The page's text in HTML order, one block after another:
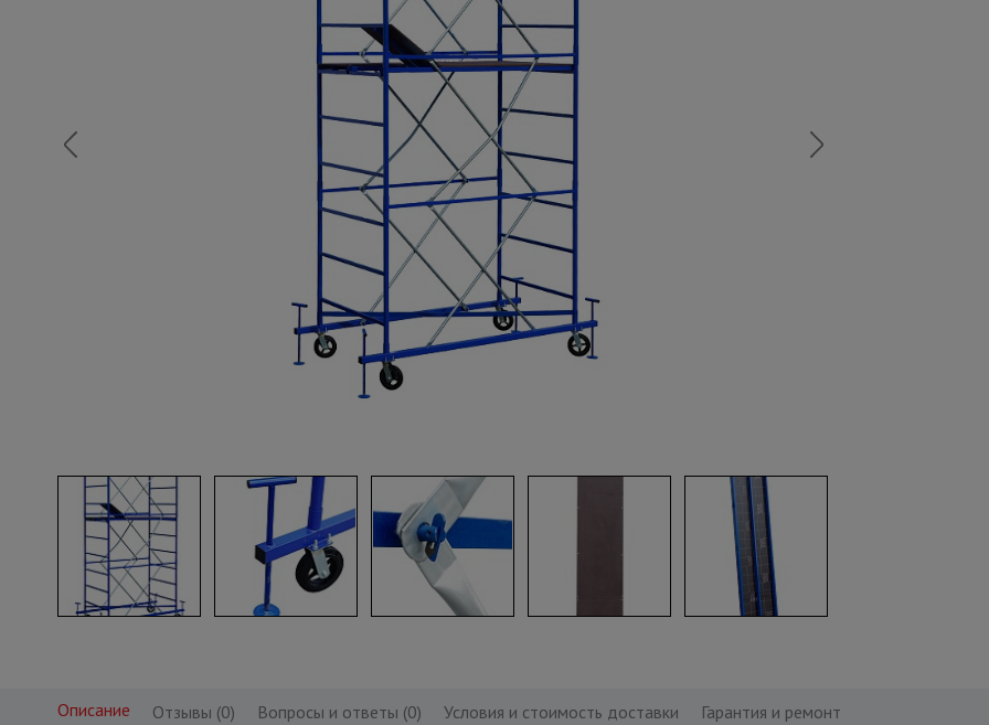
Вибротехника для строительства
Оборудование для работы с арматурой
Оборудование для бетонных работ
Техника для склада
Тачки строительные и садовые
Лестницы и стремянки
Штукатурные комплекты
Сварочные аппараты
Тепловые пушки
Металл и металлообработка
Описание Отзывы (0) Вопросы и ответы (0) Условия и стоимость доставки Гарантия и ремонт